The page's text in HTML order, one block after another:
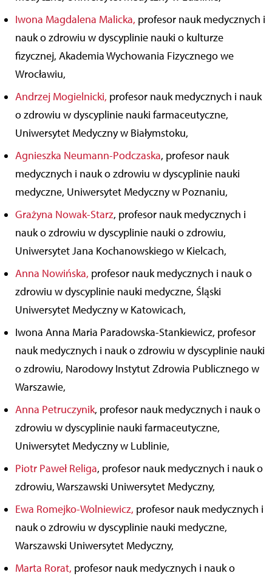
Iwona Magdalena Malicka, profesor nauk medycznych i
nauk o zdrowiu w dyscyplinie nauki o kulturze
fizycznej, Akademia Wychowania Fizycznego we
Wrocławiu,
Andrzej Mogielnicki, profesor nauk medycznych i nauk
o zdrowiu w dyscyplinie nauki farmaceutyczne,
Uniwersytet Medyczny w Białymstoku,
Agnieszka Neumann-Podczaska, profesor nauk
medycznych i nauk o zdrowiu w dyscyplinie nauki
medyczne, Uniwersytet Medyczny w Poznaniu,
Grażyna Nowak-Starz, profesor nauk medycznych i
nauk o zdrowiu w dyscyplinie nauki o zdrowiu,
Uniwersytet Jana Kochanowskiego w Kielcach,
Anna Nowińska, profesor nauk medycznych i nauk o
zdrowiu w dyscyplinie nauki medyczne, Śląski
Uniwersytet Medyczny w Katowicach,
Iwona Anna Maria Paradowska-Stankiewicz, profesor
nauk medycznych i nauk o zdrowiu w dyscyplinie nauki
o zdrowiu, Narodowy Instytut Zdrowia Publicznego w
Warszawie,
Anna Petruczynik, profesor nauk medycznych i nauk o
zdrowiu w dyscyplinie nauki farmaceutyczne,
Uniwersytet Medyczny w Lublinie,
Piotr Paweł Religa, profesor nauk medycznych i nauk o
zdrowiu, Warszawski Uniwersytet Medyczny,
Ewa Romejko-Wolniewicz, profesor nauk medycznych i
nauk o zdrowiu w dyscyplinie nauki medyczne,
Warszawski Uniwersytet Medyczny,
Marta Rorat, profesor nauk medycznych i nauk o